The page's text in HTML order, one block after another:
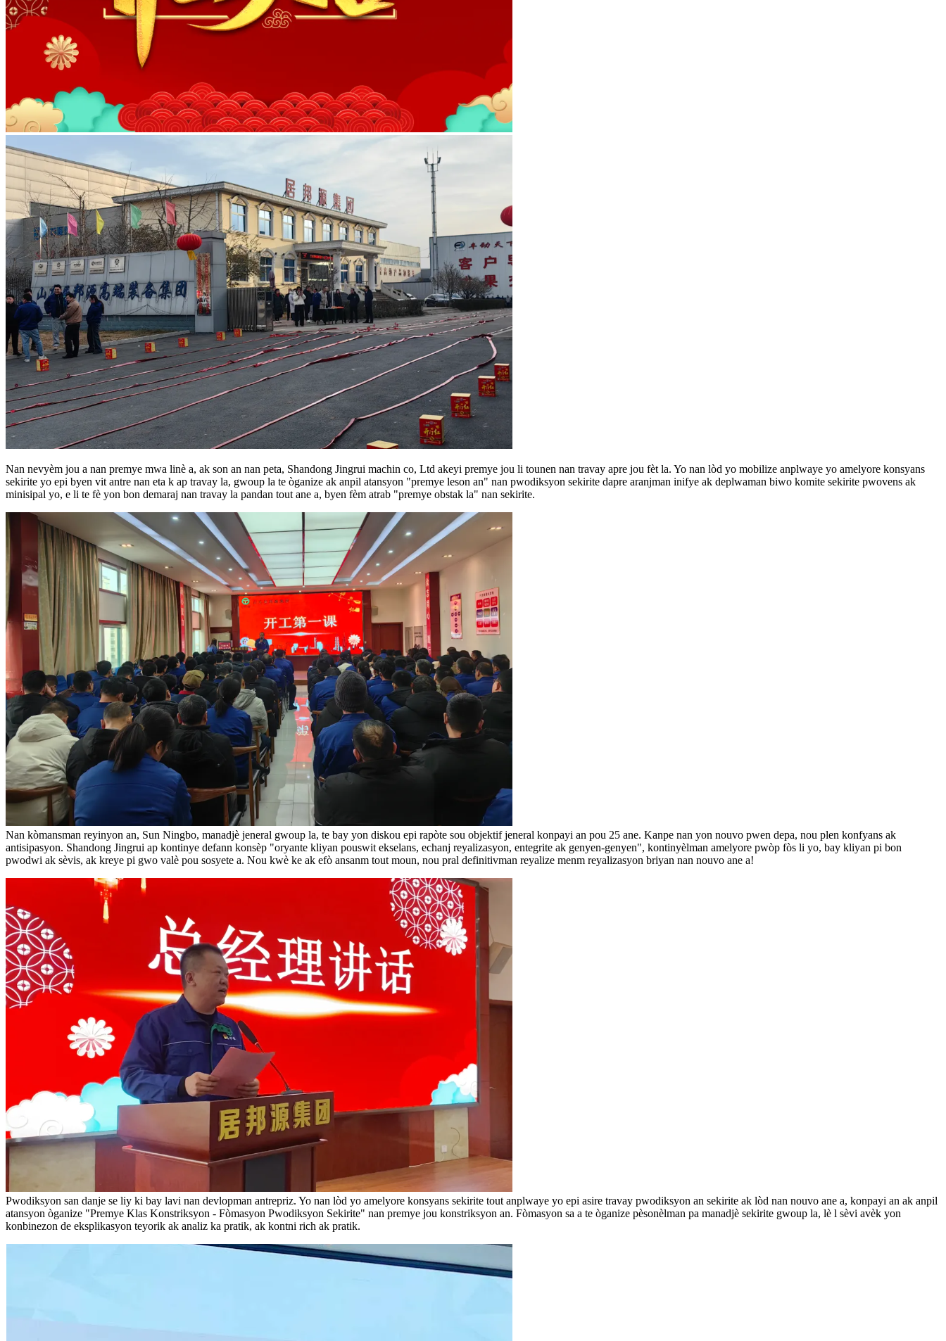
Nan nevyèm jou a nan premye mwa linè a, ak son an nan peta, Shandong Jingrui machin co, Ltd akeyi premye jou li tounen nan travay apre jou fèt la. Yo nan lòd yo mobilize anplwaye yo amelyore konsyans
sekirite yo epi byen vit antre nan eta k ap travay la, gwoup la te òganize ak anpil atansyon "premye leson an" nan pwodiksyon sekirite dapre aranjman inifye ak deplwaman biwo komite sekirite pwovens ak
minisipal yo, e li te fè yon bon demaraj nan travay la pandan tout ane a, byen fèm atrab "premye obstak la" nan sekirite.
Nan kòmansman reyinyon an, Sun Ningbo, manadjè jeneral gwoup la, te bay yon diskou epi rapòte sou objektif jeneral konpayi an pou 25 ane. Kanpe nan yon nouvo pwen depa, nou plen konfyans ak
antisipasyon. Shandong Jingrui ap kontinye defann konsèp "oryante kliyan pouswit ekselans, echanj reyalizasyon, entegrite ak genyen-genyen", kontinyèlman amelyore pwòp fòs li yo, bay kliyan pi bon
pwodwi ak sèvis, ak kreye pi gwo valè pou sosyete a. Nou kwè ke ak efò ansanm tout moun, nou pral definitivman reyalize menm reyalizasyon briyan nan nouvo ane a!
Pwodiksyon san danje se liy ki bay lavi nan devlopman antrepriz. Yo nan lòd yo amelyore konsyans sekirite tout anplwaye yo epi asire travay pwodiksyon an sekirite ak lòd nan nouvo ane a, konpayi an ak anpil
atansyon òganize "Premye Klas Konstriksyon - Fòmasyon Pwodiksyon Sekirite" nan premye jou konstriksyon an. Fòmasyon sa a te òganize pèsonèlman pa manadjè sekirite gwoup la, lè l sèvi avèk yon
konbinezon de eksplikasyon teyorik ak analiz ka pratik, ak kontni rich ak pratik.